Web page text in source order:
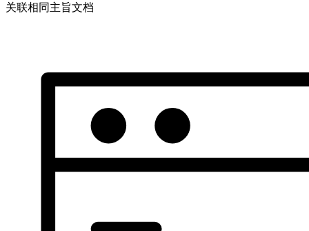
关联相同主旨文档